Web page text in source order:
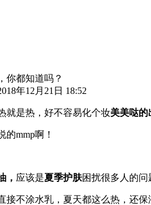
你都知道吗？
年12月21日 18:52
就是热，好不容易化个妆美美哒的
的mmp啊！
， 应该是夏季护肤困扰很多人的问
接不涂水乳，夏天都这么热，还保